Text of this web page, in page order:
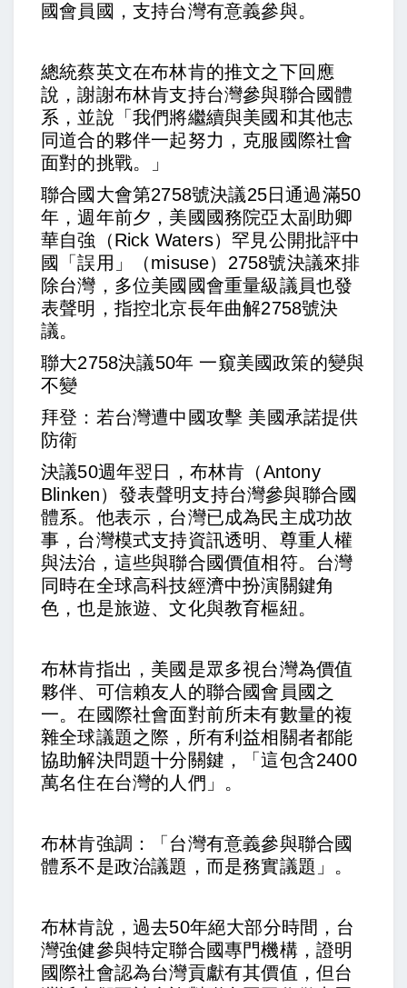
國會員國，支持台灣有意義參與。
總統蔡英文在布林肯的推文之下回應
說，謝謝布林肯支持台灣參與聯合國體
系，並說「我們將繼續與美國和其他志
同道合的夥伴一起努力，克服國際社會
面對的挑戰。」
聯合國大會第2758號決議25日通過滿50
年，週年前夕，美國國務院亞太副助卿
華自強（Rick Waters）罕見公開批評中
國「誤用」（misuse）2758號決議來排
除台灣，多位美國國會重量級議員也發
表聲明，指控北京長年曲解2758號決
議。
聯大2758決議50年 一窺美國政策的變與
不變
拜登：若台灣遭中國攻擊 美國承諾提供
防衛
決議50週年翌日，布林肯（Antony
Blinken）發表聲明支持台灣參與聯合國
體系。他表示，台灣已成為民主成功故
事，台灣模式支持資訊透明、尊重人權
與法治，這些與聯合國價值相符。台灣
同時在全球高科技經濟中扮演關鍵角
色，也是旅遊、文化與教育樞紐。
布林肯指出，美國是眾多視台灣為價值
夥伴、可信賴友人的聯合國會員國之
一。在國際社會面對前所未有數量的複
雜全球議題之際，所有利益相關者都能
協助解決問題十分關鍵，「這包含2400
萬名住在台灣的人們」。
布林肯強調：「台灣有意義參與聯合國
體系不是政治議題，而是務實議題」。
布林肯說，過去50年絕大部分時間，台
灣強健參與特定聯合國專門機構，證明
國際社會認為台灣貢獻有其價值，但台